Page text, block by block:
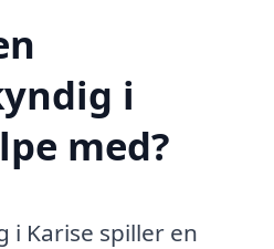
i
med?
i Karise spiller en